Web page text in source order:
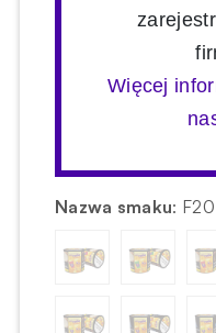
Więcej
Nazwa smaku: F20